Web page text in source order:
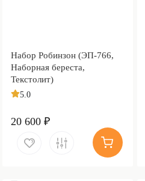
Набор Робинзон (ЭП-766,
Наборная береста,
Текстолит)
5.0
20 600 ₽